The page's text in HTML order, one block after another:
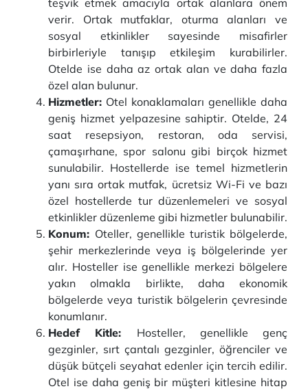
teşvik etmek amacıyla ortak alanlara önem
verir. Ortak mutfaklar, oturma alanları ve
sosyal etkinlikler sayesinde misafirler
birbirleriyle tanışıp etkileşim kurabilirler.
Otelde ise daha az ortak alan ve daha fazla
özel alan bulunur.
Hizmetler: Otel konaklamaları genellikle daha
geniş hizmet yelpazesine sahiptir. Otelde, 24
saat resepsiyon, restoran, oda servisi,
çamaşırhane, spor salonu gibi birçok hizmet
sunulabilir. Hostellerde ise temel hizmetlerin
yanı sıra ortak mutfak, ücretsiz Wi-Fi ve bazı
özel hostellerde tur düzenlemeleri ve sosyal
etkinlikler düzenleme gibi hizmetler bulunabilir.
Konum: Oteller, genellikle turistik bölgelerde,
şehir merkezlerinde veya iş bölgelerinde yer
alır. Hosteller ise genellikle merkezi bölgelere
yakın olmakla birlikte, daha ekonomik
bölgelerde veya turistik bölgelerin çevresinde
konumlanır.
Hedef Kitle: Hosteller, genellikle genç
gezginler, sırt çantalı gezginler, öğrenciler ve
düşük bütçeli seyahat edenler için tercih edilir.
Otel ise daha geniş bir müşteri kitlesine hitap